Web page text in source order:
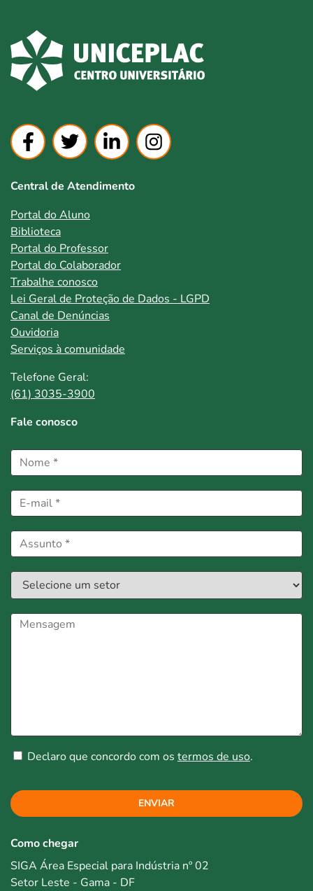
Central de Atendimento
Portal do Aluno
Biblioteca
Portal do Professor
Portal do Colaborador
Trabalhe conosco
Lei Geral de Proteção de Dados - LGPD
Canal de Denúncias
Ouvidoria
Serviços à comunidade
Telefone Geral:
(61) 3035-3900
Fale conosco
Declaro que concordo com os termos de uso.
ENVIAR
Como chegar
SIGA Área Especial para Indústria nº 02
Setor Leste - Gama - DF